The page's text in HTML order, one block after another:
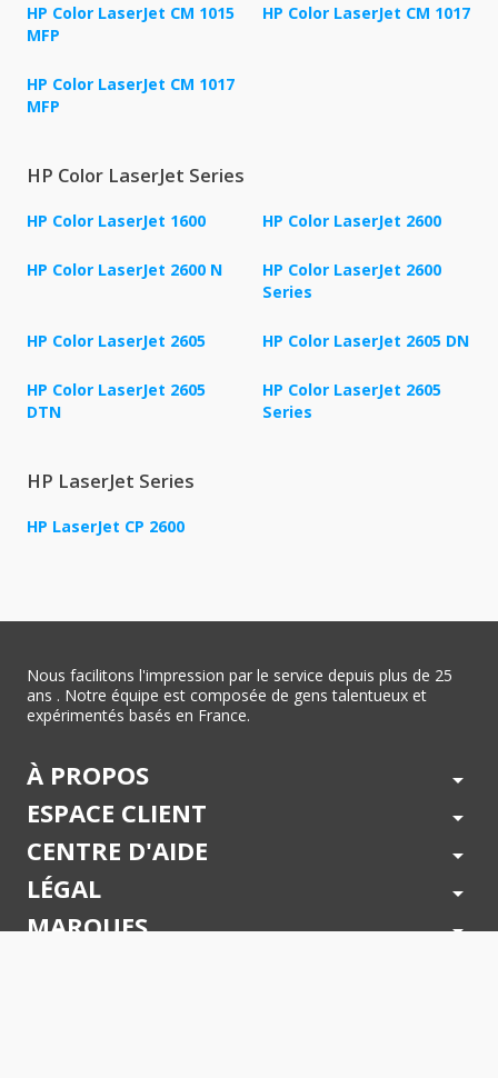
HP Color LaserJet CM 1015
MFP
HP Color LaserJet CM 1017
HP Color LaserJet CM 1017
MFP
HP Color LaserJet Series
HP Color LaserJet 1600 HP Color LaserJet 2600
HP Color LaserJet 2600 N
HP Color LaserJet 2600
Series
HP Color LaserJet 2605 HP Color LaserJet 2605 DN
HP Color LaserJet 2605
DTN
HP Color LaserJet 2605
Series
HP LaserJet Series
HP LaserJet CP 2600
Nous facilitons l'impression par le service depuis plus de 25
ans . Notre équipe est composée de gens talentueux et
expérimentés basés en France.
À PROPOS arrow_drop_down
ESPACE CLIENT arrow_drop_down
CENTRE D'AIDE arrow_drop_down
LÉGAL arrow_drop_down
MARQUES arrow_drop_down